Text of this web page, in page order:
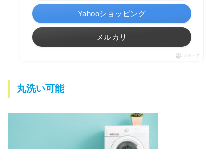
Yahooショッピング
メルカリ
ポチップ
丸洗い可能